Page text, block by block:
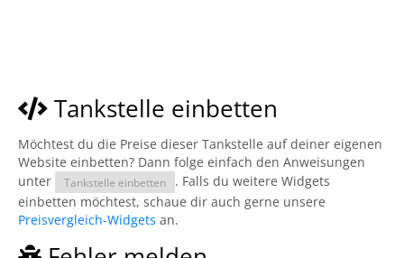
Tankstelle einbetten
Möchtest du die Preise dieser Tankstelle auf deiner eigenen
Website einbetten? Dann folge einfach den Anweisungen
unter
Tankstelle einbetten
. Falls du weitere Widgets
einbetten möchtest, schaue dir auch gerne unsere
Preisvergleich-Widgets an.